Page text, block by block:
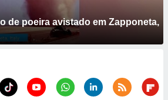
de poeira avistado em Zapponeta,